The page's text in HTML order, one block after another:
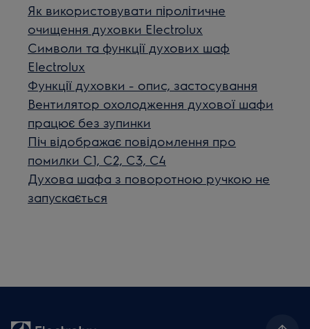
Як використовувати піролітичне
очищення духовки Electrolux
Символи та функції духових шаф
Electrolux
Функції духовки - опис, застосування
Вентилятор охолодження духової шафи
працює без зупинки
Піч відображає повідомлення про
помилки C1, C2, C3, C4
Духова шафа з поворотною ручкою не
запускається